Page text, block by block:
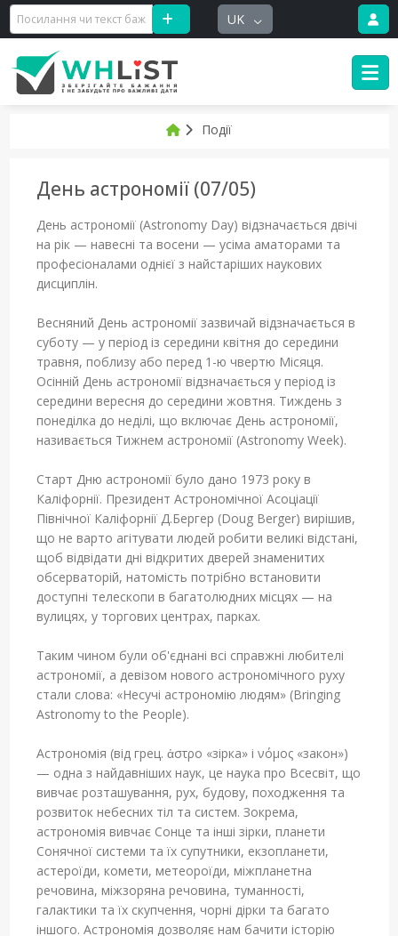
UK
Події
День астрономії (07/05)
День астрономії (Astronomy Day) відзначається двічі
на рік — навесні та восени — усіма аматорами та
професіоналами однієї з найстаріших наукових
дисциплін.
Весняний День астрономії зазвичай відзначається в
суботу — у період із середини квітня до середини
травня, поблизу або перед 1-ю чвертю Місяця.
Осінній День астрономії відзначається у період із
середини вересня до середини жовтня. Тиждень з
понеділка до неділі, що включає День астрономії,
називається Тижнем астрономії (Astronomy Week).
Старт Дню астрономії було дано 1973 року в
Каліфорнії. Президент Астрономічної Асоціації
Північної Каліфорнії Д.Бергер (Doug Berger) вирішив,
що не варто агітувати людей робити великі відстані,
щоб відвідати дні відкритих дверей знаменитих
обсерваторій, натомість потрібно встановити
доступні телескопи в багатолюдних місцях — на
вулицях, у торгових центрах, парках.
Таким чином були об'єднані всі справжні любителі
астрономії, а девізом нового астрономічного руху
стали слова: «Несучі астрономію людям» (Bringing
Astronomy to the People).
Астрономія (від грец. ἀστρο «зірка» і νόμος «закон»)
— одна з найдавніших наук, це наука про Всесвіт, що
вивчає розташування, рух, будову, походження та
розвиток небесних тіл та систем. Зокрема,
астрономія вивчає Сонце та інші зірки, планети
Сонячної системи та їх супутники, екзопланети,
астероїди, комети, метеороїди, міжпланетна
речовина, міжзоряна речовина, туманності,
галактики та їх скупчення, чорні дірки та багато
іншого. Астрономія дозволяє нам бачити історію